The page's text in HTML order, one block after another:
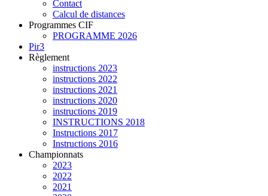
Contact
Calcul de distances
Programmes CIF
PROGRAMME 2026
Pir3
Règlement
instructions 2023
instructions 2022
instructions 2021
instructions 2020
instructions 2019
INSTRUCTIONS 2018
Instructions 2017
Instructions 2016
Championnats
2023
2022
2021